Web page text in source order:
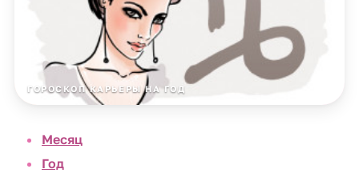
ГОРОСКОП КАРЬЕРЫ НА ГОД
Месяц
Год